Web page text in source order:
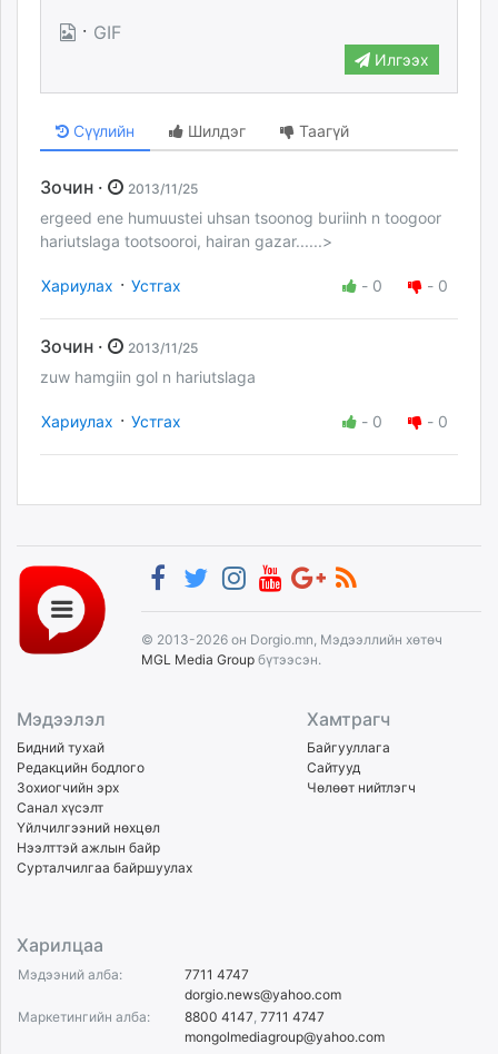
· GIF
Илгээх
Сүүлийн Шилдэг Таагүй
Зочин · 2013/11/25
ergeed ene humuustei uhsan tsoonog buriinh n toogoor
hariutslaga tootsooroi, hairan gazar......>
Хариулах · Устгах - 0 - 0
Зочин · 2013/11/25
zuw hamgiin gol n hariutslaga
Хариулах · Устгах - 0 - 0
© 2013-2026 он Dorgio.mn, Мэдээллийн хөтөч
MGL Media Group бүтээсэн.
Мэдээлэл
Бидний тухай
Редакцийн бодлого
Зохиогчийн эрх
Санал хүсэлт
Үйлчилгээний нөхцөл
Нээлттэй ажлын байр
Сурталчилгаа байршуулах
Хамтрагч
Байгууллага
Сайтууд
Чөлөөт нийтлэгч
Харилцаа
Мэдээний алба:
7711 4747
dorgio.news@yahoo.com
Маркетингийн алба:
8800 4147 7711 4747
mongolmediagroup@yahoo.com